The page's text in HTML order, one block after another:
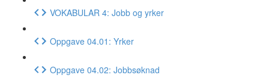
VOKABULAR 4: Jobb og yrker
Oppgave 04.01: Yrker
Oppgave 04.02: Jobbsøknad